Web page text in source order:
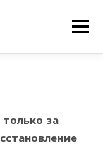
Меню
за